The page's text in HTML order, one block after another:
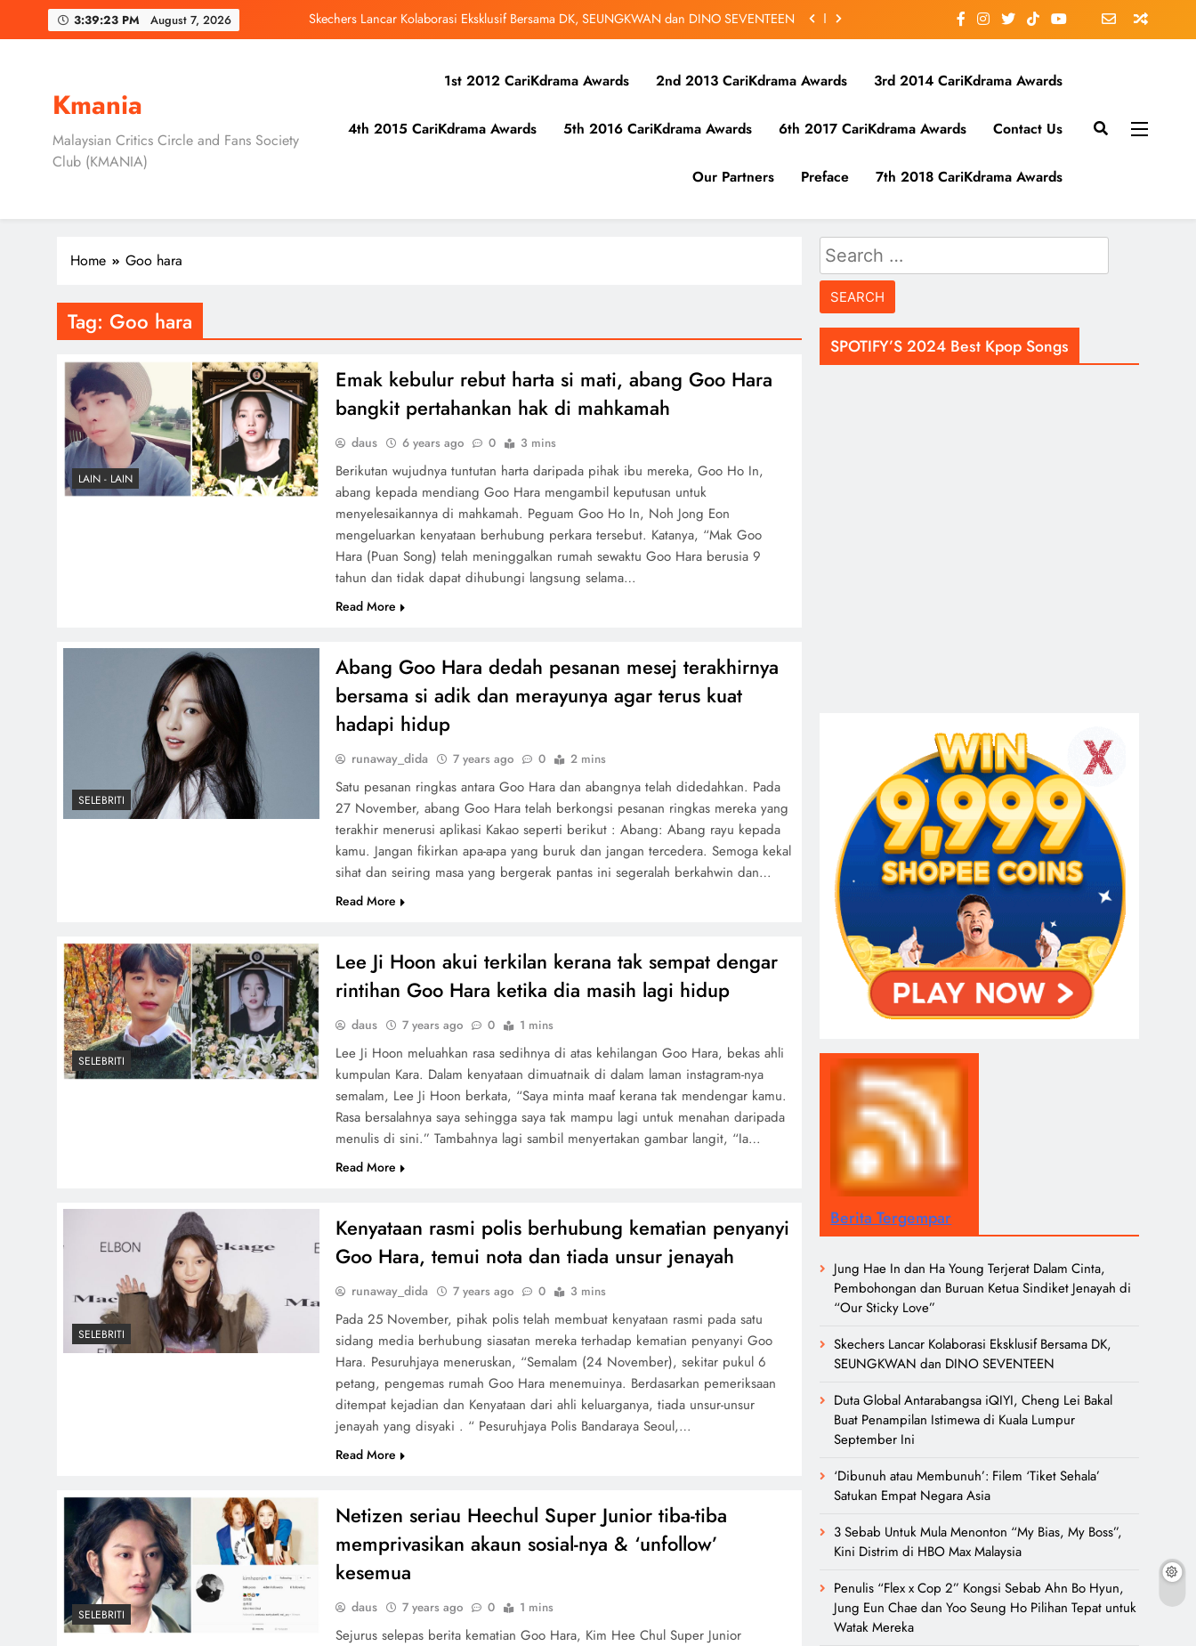
3:39:24 PM August 7, 2026
Skechers Lancar Kolaborasi Eksklusif Bersama DK, SEUNGKWAN dan DINO SEVENTEEN
September Ini
Jung Hae In dan Ha Young Terjerat Dalam Cinta, Pembohongan dan Buruan Ketua Sindiket
Skechers Lancar Kolaborasi Eksklusif Bersama DK, SEUNGKWAN dan DINO SEVENTEEN
September Ini
Kmania
Malaysian Critics Circle and Fans Society
Club (KMANIA)
1st 2012 CariKdrama Awards 2nd 2013 CariKdrama Awards 3rd 2014 CariKdrama Awards
4th 2015 CariKdrama Awards 5th 2016 CariKdrama Awards 6th 2017 CariKdrama Awards Contact Us
Our Partners Preface 7th 2018 CariKdrama Awards
Home Goo hara
Tag: Goo hara
LAIN - LAIN
Emak kebulur rebut harta si mati, abang Goo Hara
bangkit pertahankan hak di mahkamah
daus 6 years ago 0 3 mins
Berikutan wujudnya tuntutan harta daripada pihak ibu mereka, Goo Ho In,
abang kepada mendiang Goo Hara mengambil keputusan untuk
menyelesaikannya di mahkamah. Peguam Goo Ho In, Noh Jong Eon
mengeluarkan kenyataan berhubung perkara tersebut. Katanya, “Mak Goo
Hara (Puan Song) telah meninggalkan rumah sewaktu Goo Hara berusia 9
tahun dan tidak dapat dihubungi langsung selama…
Read More
SELEBRITI
Abang Goo Hara dedah pesanan mesej terakhirnya
bersama si adik dan merayunya agar terus kuat
hadapi hidup
runaway_dida 7 years ago 0 2 mins
Satu pesanan ringkas antara Goo Hara dan abangnya telah didedahkan. Pada
27 November, abang Goo Hara telah berkongsi pesanan ringkas mereka yang
terakhir menerusi aplikasi Kakao seperti berikut : Abang: Abang rayu kepada
kamu. Jangan fikirkan apa-apa yang buruk dan jangan tercedera. Semoga kekal
sihat dan seiring masa yang bergerak pantas ini segeralah berkahwin dan…
Read More
SELEBRITI
Lee Ji Hoon akui terkilan kerana tak sempat dengar
rintihan Goo Hara ketika dia masih lagi hidup
daus 7 years ago 0 1 mins
Lee Ji Hoon meluahkan rasa sedihnya di atas kehilangan Goo Hara, bekas ahli
kumpulan Kara. Dalam kenyataan dimuatnaik di dalam laman instagram-nya
semalam, Lee Ji Hoon berkata, “Saya minta maaf kerana tak mendengar kamu.
Rasa bersalahnya saya sehingga saya tak mampu lagi untuk menahan daripada
menulis di sini.” Tambahnya lagi sambil menyertakan gambar langit, “Ia…
Read More
SELEBRITI
Kenyataan rasmi polis berhubung kematian penyanyi
Goo Hara, temui nota dan tiada unsur jenayah
runaway_dida 7 years ago 0 3 mins
Pada 25 November, pihak polis telah membuat kenyataan rasmi pada satu
sidang media berhubung siasatan mereka terhadap kematian penyanyi Goo
Hara. Pesuruhjaya meneruskan, “Semalam (24 November), sekitar pukul 6
petang, pengemas rumah Goo Hara menemuinya. Berdasarkan pemeriksaan
ditempat kejadian dan Kenyataan dari ahli keluarganya, tiada unsur-unsur
jenayah yang disyaki . “ Pesuruhjaya Polis Bandaraya Seoul,…
Read More
SELEBRITI
Netizen seriau Heechul Super Junior tiba-tiba
memprivasikan akaun sosial-nya & ‘unfollow’
kesemua
daus 7 years ago 0 1 mins
Sejurus selepas berita kematian Goo Hara, Kim Hee Chul Super Junior
Search
for:
SPOTIFY’S 2024 Best Kpop Songs
Berita Tergempar
Jung Hae In dan Ha Young Terjerat Dalam Cinta,
Pembohongan dan Buruan Ketua Sindiket Jenayah di
“Our Sticky Love”
Skechers Lancar Kolaborasi Eksklusif Bersama DK,
SEUNGKWAN dan DINO SEVENTEEN
Duta Global Antarabangsa iQIYI, Cheng Lei Bakal
Buat Penampilan Istimewa di Kuala Lumpur
September Ini
‘Dibunuh atau Membunuh’: Filem ‘Tiket Sehala’
Satukan Empat Negara Asia
3 Sebab Untuk Mula Menonton “My Bias, My Boss”,
Kini Distrim di HBO Max Malaysia
Penulis “Flex x Cop 2” Kongsi Sebab Ahn Bo Hyun,
Jung Eun Chae dan Yoo Seung Ho Pilihan Tepat untuk
Watak Mereka